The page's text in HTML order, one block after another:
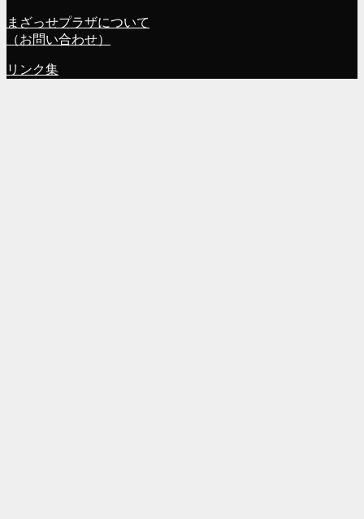
まざっせプラザについて
（お問い合わせ）
リンク集